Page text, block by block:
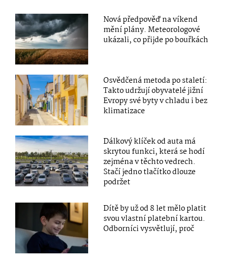
Nová předpověď na víkend
mění plány. Meteorologové
ukázali, co přijde po bouřkách
Osvědčená metoda po staletí:
Takto udržují obyvatelé jižní
Evropy své byty v chladu i bez
klimatizace
Dálkový klíček od auta má
skrytou funkci, která se hodí
zejména v těchto vedrech.
Stačí jedno tlačítko dlouze
podržet
Dítě by už od 8 let mělo platit
svou vlastní platební kartou.
Odborníci vysvětlují, proč